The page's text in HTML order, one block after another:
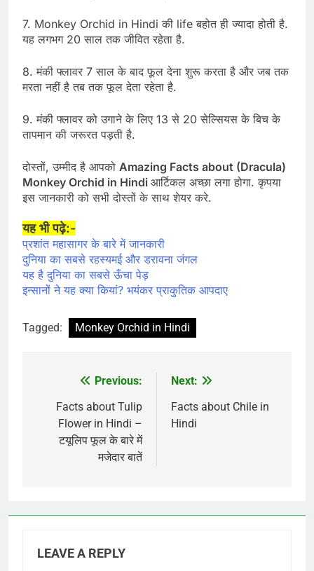
7. Monkey Orchid in Hindi की life बहोत ही ज्यादा होती है.
यह लगभग 20 साल तक जीवित रहेता है.
8. मंकी फ्लावर 7 साल के बाद फूल देना शुरू करता है और जब तक
मरता नहीं है तब तक फूल देता रहेता है.
9. मंकी फ्लावर को उगाने के लिए 13 से 20 सेल्सियस के बिच के
तापमान की जरूरत पड़ती है.
दोस्तों, उम्मीद है आपको Amazing Facts about (Dracula)
Monkey Orchid in Hindi आर्टिकल अच्छा लगा होगा. कृपया
इस जानकारी को सभी दोस्तों के साथ शेयर करे.
यह भी पढ़े:-
प्रशांत महासागर के बारे में जानकारी
दुनिया का सबसे रहस्यमई और डरावना जंगल
यह है दुनिया का सबसे ऊँचा पेड़
इन्सानों ने यह क्या कियां? भयंकर प्राकुतिक आपदाए
Tagged: Monkey Orchid in Hindi
navigation
Previous:
Facts about Tulip
Flower in Hindi –
टयूलिप फूल के बारे में
मजेदार बातें
Next:
Facts about Chile in
Hindi
LEAVE A REPLY